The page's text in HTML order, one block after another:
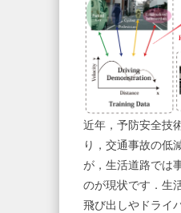
近年，予防安全技
り，交通事故の低
が，生活道路では
のが現状です．生
飛び出しやドライ